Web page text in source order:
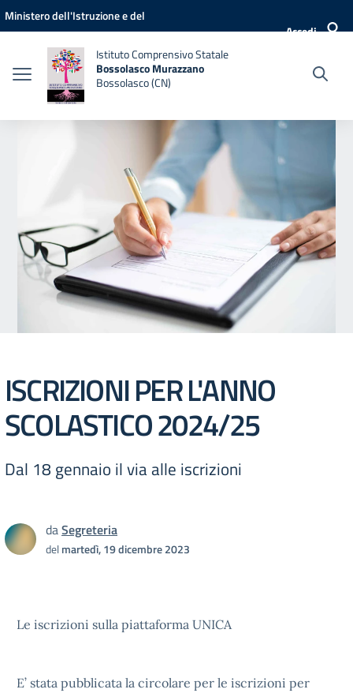
Vai ai contenuti
Vai al menu di navigazione
Vai al footer
Ministero dell'Istruzione e del
Accedi
Istituto Comprensivo Statale
Bossolasco Murazzano
Bossolasco (CN)
ISCRIZIONI PER L'ANNO
SCOLASTICO 2024/25
Dal 18 gennaio il via alle iscrizioni
daSegreteria
delmartedì, 19 dicembre 2023
Le iscrizioni sulla piattaforma UNICA
E’ stata pubblicata la circolare per le iscrizioni per